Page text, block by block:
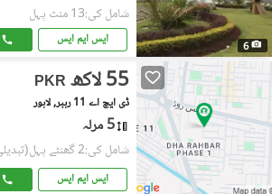
6
شامل کی:13 منٹ پہل
ایس ایم ایس
PKR 55 لاکھ
ڈی ایچ اے 11 رہبر, لاہور
5 مرلہ
شامل کی:2 گھنٹے پہل (تبدیلی
ایس ایم ایس